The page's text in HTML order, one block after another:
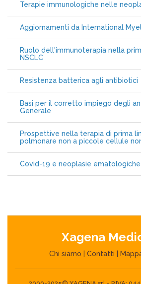
Terapie immunologiche nelle
Aggiornamenti da International
Ruolo dell'immunoterapia nella
NSCLC
Resistenza batterica agli antibiotici
Basi per il corretto impiego degli
Generale
Prospettive nella terapia di prima
polmonare non a piccole cellule
Covid-19 e neoplasie ematologiche
Xagena
Chi siamo Contatti